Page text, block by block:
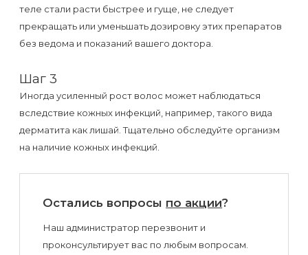
теле стали расти быстрее и гуще, не следует
прекращать или уменьшать дозировку этих препаратов
без ведома и показаний вашего доктора.
Шаг 3
Иногда усиленный рост волос может наблюдаться
вследствие кожных инфекций, например, такого вида
дерматита как лишай. Тщательно обследуйте организм
на наличие кожных инфекций.
Остались вопросы по акции?
Наш администратор перезвонит и
проконсультирует вас по любым вопросам.